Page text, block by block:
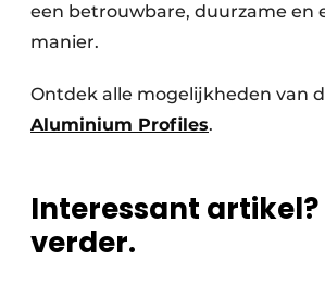
een betrouwbare, duurzame en
manier.
Ontdek alle mogelijkheden van
Aluminium Profiles.
Interessant artikel?
verder.